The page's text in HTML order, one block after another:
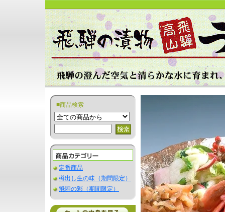
■商品検索
定番商品
樽出し生の味（期間限定）
飛騨の彩（期間限定）